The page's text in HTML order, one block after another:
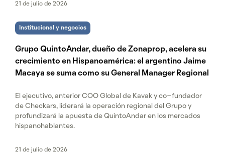
21 de julio de 2026
Institucional y negocios
Grupo QuintoAndar, dueño de Zonaprop, acelera su
crecimiento en Hispanoamérica: el argentino Jaime
Macaya se suma como su General Manager Regional
El ejecutivo, anterior COO Global de Kavak y co-fundador
de Checkars, liderará la operación regional del Grupo y
profundizará la apuesta de QuintoAndar en los mercados
hispanohablantes.
21 de julio de 2026